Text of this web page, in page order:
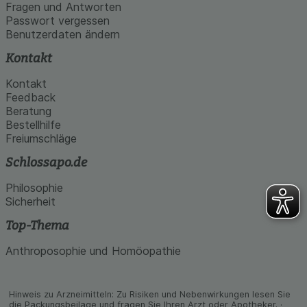
Werbung auf Drittseiten möglichst relevant für Sie
zu gestalten. Bitte beachten Sie, dass Daten
hierfür teilweise an Dritte wie z.B. Google oder
soziale Medien übertragen werden.
Fragen und Antworten
Passwort vergessen
Benutzerdaten ändern
Kontakt
Kontakt
Feedback
Beratung
Bestellhilfe
Freiumschläge
Schlossapo.de
Philosophie
Sicherheit
Top-Thema
Anthroposophie und Homöopathie
Hinweis zu Arzneimitteln: Zu Risiken und Neben­wirkungen lesen Sie
die Packungs­beilage und fragen Sie Ihren Arzt oder Apo­theker. ·